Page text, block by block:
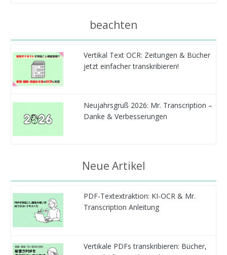
beachten
Vertikal Text OCR: Zeitungen & Bücher
jetzt einfacher transkribieren!
Neujahrsgruß 2026: Mr. Transcription –
Danke & Verbesserungen
Neue Artikel
PDF-Textextraktion: KI-OCR & Mr.
Transcription Anleitung
Vertikale PDFs transkribieren: Bücher,